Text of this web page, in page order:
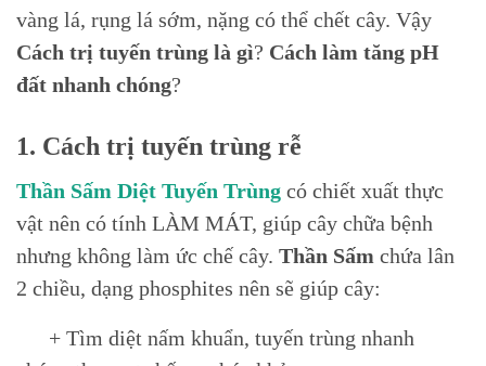
vàng lá, rụng lá sớm, nặng có thể chết cây. Vậy
Cách trị tuyến trùng là gì? Cách làm tăng pH
đất nhanh chóng?
1. Cách trị tuyến trùng rễ
Thần Sấm Diệt Tuyến Trùng có chiết xuất thực
vật nên có tính LÀM MÁT, giúp cây chữa bệnh
nhưng không làm ức chế cây. Thần Sấm chứa lân
2 chiều, dạng phosphites nên sẽ giúp cây:
+ Tìm diệt nấm khuẩn, tuyến trùng nhanh